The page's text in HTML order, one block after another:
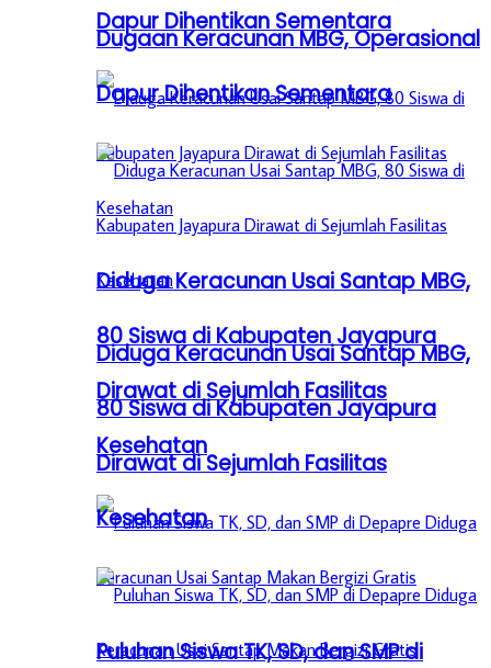
Dapur Dihentikan Sementara
Diduga Keracunan Usai Santap MBG,
80 Siswa di Kabupaten Jayapura
Dirawat di Sejumlah Fasilitas
Kesehatan
Puluhan Siswa TK, SD, dan SMP di
Dugaan Keracunan MBG, Operasional
Dapur Dihentikan Sementara
Diduga Keracunan Usai Santap MBG,
80 Siswa di Kabupaten Jayapura
Dirawat di Sejumlah Fasilitas
Kesehatan